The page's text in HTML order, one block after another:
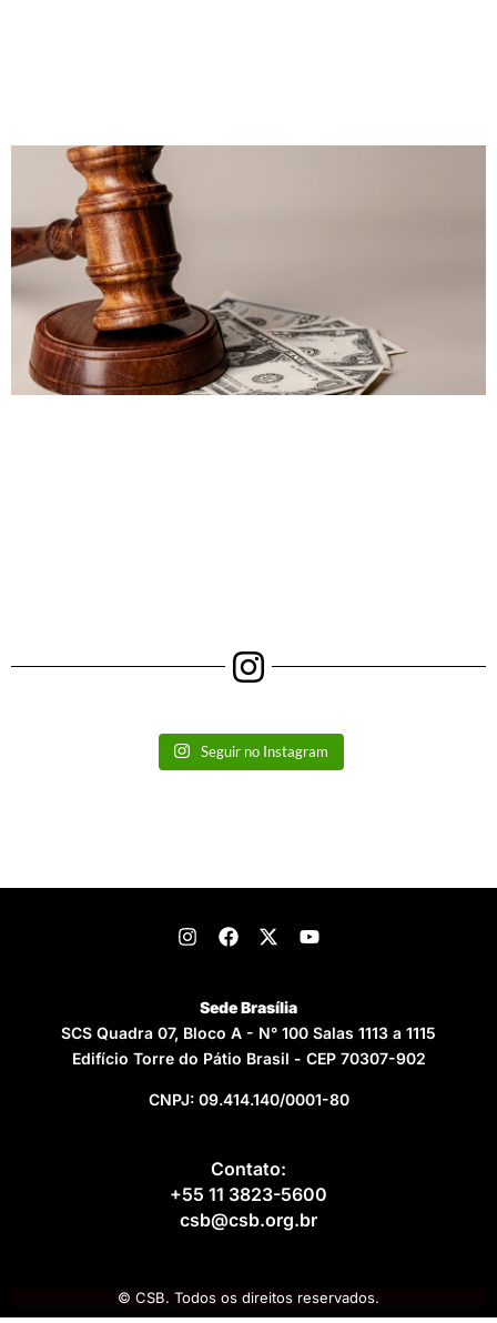
Seguir no Instagram
Sede Brasília
SCS Quadra 07, Bloco A - N° 100 Salas 1113 a 1115
Edifício Torre do Pátio Brasil - CEP 70307-902
CNPJ: 09.414.140/0001-80
Contato:
+55 11 3823-5600
csb@csb.org.br
© CSB. Todos os direitos reservados.